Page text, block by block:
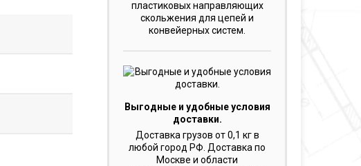
пластиковых направляющих
скольжения для цепей и
конвейерных систем.
Выгодные и удобные условия
доставки.
Доставка грузов от 0,1 кг в
любой город РФ. Доставка по
Москве и области